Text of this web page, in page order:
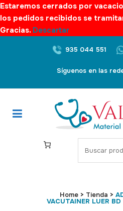
Estaremos cerrados por
los pedidos recibidos se
Gracias. Descartar
935 044 551
Síguenos en las
S
e
c
h
Home > Tienda >
VACUTAINER LUER